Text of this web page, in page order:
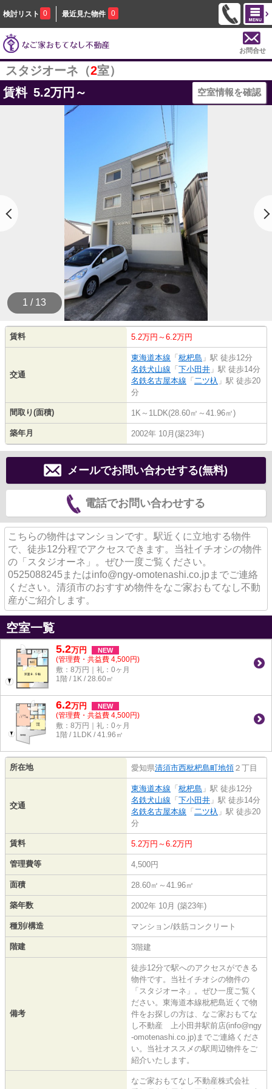
検討リスト 0 最近見た物件 0
お問合せ
スタジオーネ（2室）
賃料 5.2万円～ 空室情報を確認
1 / 13
賃料 5.2万円～6.2万円
交通
東海道本線 「 枇杷島 」駅 徒歩12分
名鉄犬山線 「 下小田井 」駅 徒歩14分
名鉄名古屋本線 「 二ツ杁 」駅 徒歩20
分
間取り(面積) 1K～1LDK(28.60㎡～41.96㎡)
築年月 2002年 10月(築23年)
メールでお問い合わせする(無料)
電話でお問い合わせする
こちらの物件はマンションです。駅近くに立地する物件
で、徒歩12分程でアクセスできます。当社イチオシの物件
の「スタジオーネ」。ぜひ一度ご覧ください。
0525088245またはinfo@ngy-omotenashi.co.jpまでご連絡
ください。清須市のおすすめ物件をなご家おもてなし不動
産がご紹介します。
空室一覧
5.2万円 NEW
(管理費・共益費 4,500円)
敷：8万円｜礼：0ヶ月
1階 / 1K / 28.60㎡
6.2万円 NEW
(管理費・共益費 4,500円)
敷：8万円｜礼：0ヶ月
1階 / 1LDK / 41.96㎡
所在地 愛知県清須市西枇杷島町地領 ２丁目
交通
東海道本線 「 枇杷島 」駅 徒歩12分
名鉄犬山線 「 下小田井 」駅 徒歩14分
名鉄名古屋本線 「 二ツ杁 」駅 徒歩20
分
賃料 5.2万円～6.2万円
管理費等 4,500円
面積 28.60㎡～41.96㎡
築年数 2002年 10月 (築23年)
種別/構造 マンション/鉄筋コンクリート
階建 3階建
備考
徒歩12分で駅へのアクセスができる
物件です。当社イチオシの物件の
「スタジオーネ」。ぜひ一度ご覧く
ださい。東海道本線枇杷島近くで物
件をお探しの方は、なご家おもてな
し不動産 上小田井駅前店(info@ngy
-omotenashi.co.jp)までご連絡くださ
い。当社オススメの駅周辺物件をご
紹介いたします。
なご家おもてなし不動産株式会社